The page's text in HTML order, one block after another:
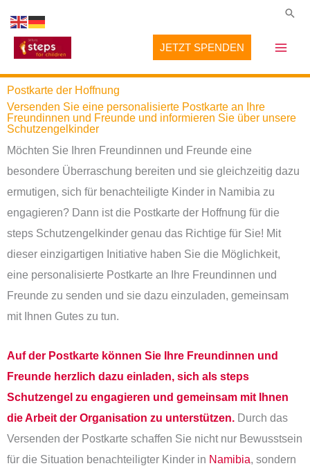
Inhalt
springen
JETZT SPENDEN
Postkarte der Hoffnung
Versenden Sie eine personalisierte Postkarte an Ihre
Freundinnen und Freunde und informieren Sie über unsere
Schutzengelkinder
Möchten Sie Ihren Freundinnen und Freunde eine
besondere Überraschung bereiten und sie gleichzeitig dazu
ermutigen, sich für benachteiligte Kinder in Namibia zu
engagieren? Dann ist die Postkarte der Hoffnung für die
steps Schutzengelkinder genau das Richtige für Sie! Mit
dieser einzigartigen Initiative haben Sie die Möglichkeit,
eine personalisierte Postkarte an Ihre Freundinnen und
Freunde zu senden und sie dazu einzuladen, gemeinsam
mit Ihnen Gutes zu tun.
Auf der Postkarte können Sie Ihre Freundinnen und
Freunde herzlich dazu einladen, sich als steps
Schutzengel zu engagieren und gemeinsam mit Ihnen
die Arbeit der Organisation zu unterstützen. Durch das
Versenden der Postkarte schaffen Sie nicht nur Bewusstsein
für die Situation benachteiligter Kinder in Namibia, sondern